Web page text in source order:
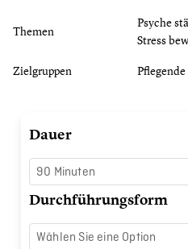
Themen
Psyche
Stress
Zielgruppen
Dauer
Durchführungsform
Vereinbarkeit
Pflege
und
Menge